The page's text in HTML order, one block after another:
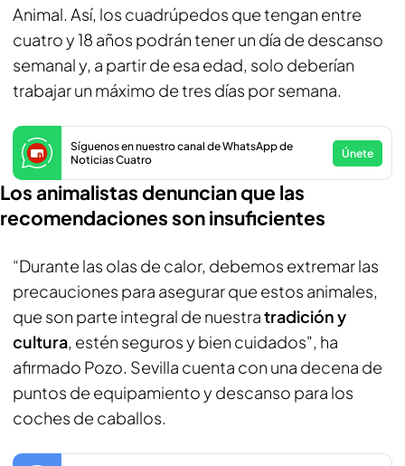
Animal. Así, los cuadrúpedos que tengan entre
cuatro y 18 años podrán tener un día de descanso
semanal y, a partir de esa edad, solo deberían
trabajar un máximo de tres días por semana.
Síguenos en nuestro canal de WhatsApp de
Noticias Cuatro
Únete
Los animalistas denuncian que las
recomendaciones son insuficientes
“Durante las olas de calor, debemos extremar las
precauciones para asegurar que estos animales,
que son parte integral de nuestratradición y
cultura, estén seguros y bien cuidados", ha
afirmado Pozo. Sevilla cuenta con una decena de
puntos de equipamiento y descanso para los
coches de caballos.